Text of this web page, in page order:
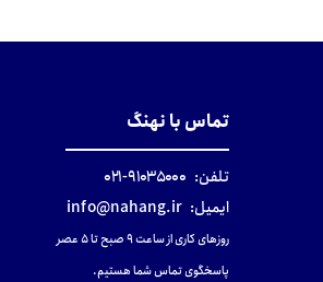
تماس با نهنگ
تلفن: ۹۱۰۳۵۰۰۰-۰۲۱
ایمیل: info@nahang.ir
روزهای کاری از ساعت ۹ صبح تا ۵ عصر
پاسخگوی تماس شما هستیم.